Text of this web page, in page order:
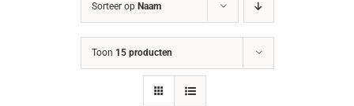
Sorteer op Naam
Toon 15 producten